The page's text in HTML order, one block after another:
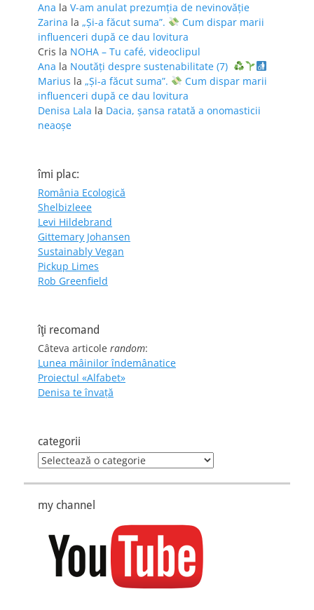
Ana la V-am anulat prezumția de nevinovăție
Zarina la „Și-a făcut suma”.
Cum dispar marii
influenceri după ce dau lovitura
Cris la NOHA – Tu café, videoclipul
Ana la Noutăți despre sustenabilitate (7)
Marius la „Și-a făcut suma”.
Cum dispar marii
influenceri după ce dau lovitura
Denisa Lala la Dacia, șansa ratată a onomasticii
neaoșe
îmi plac:
România Ecologică
Shelbizleee
Levi Hildebrand
Gittemary Johansen
Sustainably Vegan
Pickup Limes
Rob Greenfield
îţi recomand
Câteva articole random:
Lunea mâinilor îndemânatice
Proiectul «Alfabet»
Denisa te învaţă
categorii
categorii
my channel